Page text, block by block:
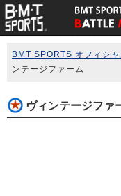
BMT SPORTS オフィシャ
ンテージファーム
ヴィンテージファ